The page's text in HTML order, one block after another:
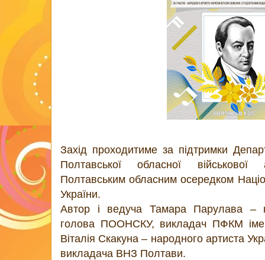
Захід проходитиме за підтримки
Полтавської обласної військової
Полтавським обласним осередком
України.
Автор і ведуча Тамара Парулава –
голова ПООНСКУ, викладач ПФКМ
Віталія Скакуна – народного артиста
викладача ВНЗ Полтави.